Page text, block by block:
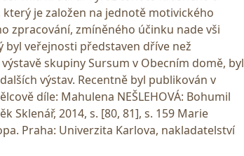
je založen na jednotě motivického
zpracování, zmíněného účinku nade vši
veřejnosti představen dříve než
skupiny Sursum v Obecním domě, byl
výstav. Recentně byl publikován v
díle: Mahulena NEŠLEHOVÁ: Bohumil
Sklenář, 2014, s. [80, 81], s. 159 Marie
Praha: Univerzita Karlova, nakladatelství